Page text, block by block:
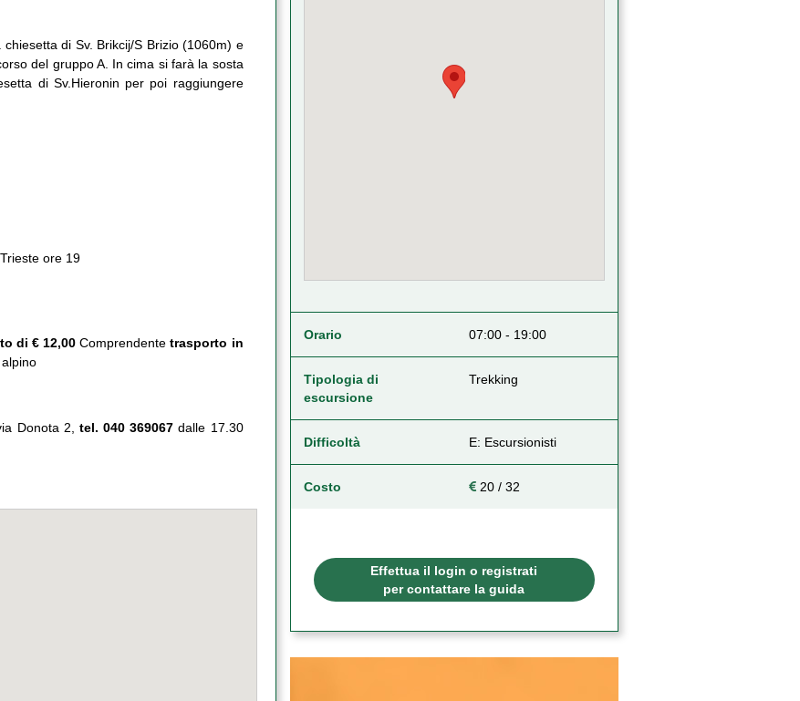
di Sv. Brikcij/S Brizio (1060m) e
del gruppo A. In cima si farà la sosta
di Sv.Hieronin per poi raggiungere
ore 19
di € 12,00Comprendentetrasporto in
Donota 2, tel. 040 369067dalle 17.30
Orario 07:00 - 19:00
Tipologia di
escursione
Trekking
Difficoltà E: Escursionisti
Costo 20 / 32
Effettua il login o registrati
per contattare la guida